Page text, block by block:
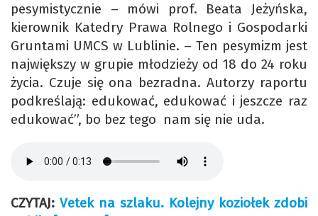
pesymistycznie – mówi prof. Beata Jeżyńska,
kierownik Katedry Prawa Rolnego i Gospodarki
Gruntami UMCS w Lublinie. – Ten pesymizm jest
największy w grupie młodzieży od 18 do 24 roku
życia. Czuje się ona bezradna. Autorzy raportu
podkreślają: edukować, edukować i jeszcze raz
edukować”, bo bez tego nam się nie uda.
CZYTAJ: Vetek na szlaku. Kolejny koziołek zdobi